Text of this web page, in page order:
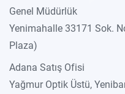
Genel Müdürlük
Yenimahalle 33171 Sok.
Plaza)
Adana Satış Ofisi
Yağmur Optik Üstü,